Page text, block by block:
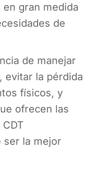
gran medida
de
de manejar
evitar la pérdida
físicos, y
ofrecen las
ser la mejor